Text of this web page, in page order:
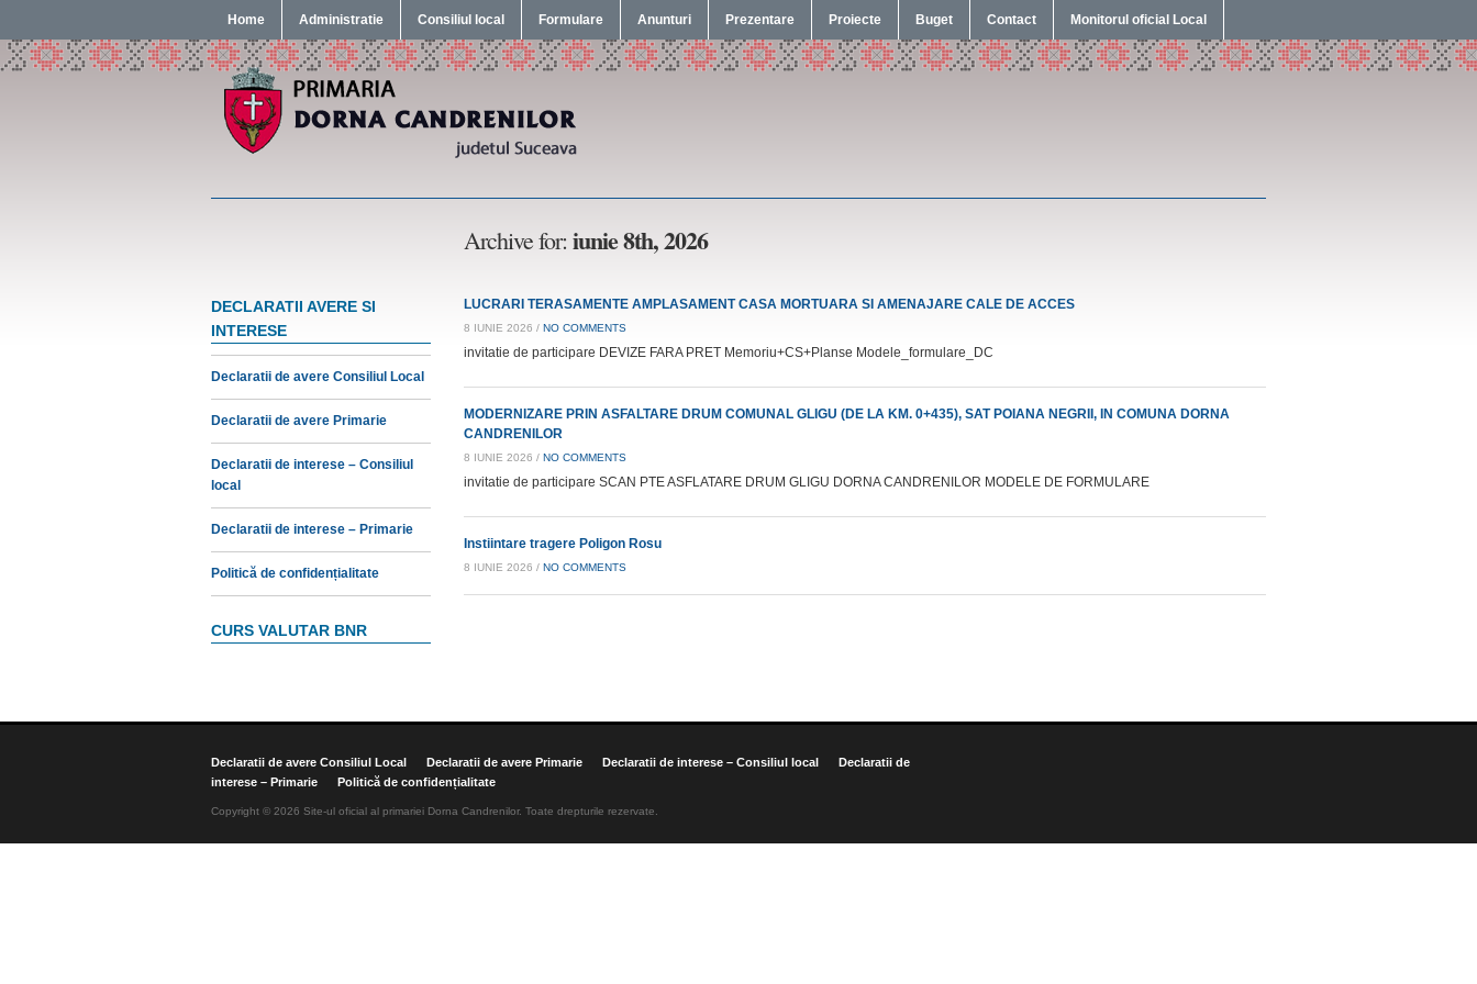
Home Administratie Consiliul local Formulare Anunturi Prezentare Proiecte Buget Contact Monitorul oficial Local
Archive for: iunie 8th, 2026
DECLARATII AVERE SI
INTERESE
Declaratii de avere Consiliul Local
Declaratii de avere Primarie
Declaratii de interese – Consiliul
local
Declaratii de interese – Primarie
Politică de confidențialitate
CURS VALUTAR BNR
LUCRARI TERASAMENTE AMPLASAMENT CASA MORTUARA SI AMENAJARE CALE DE ACCES
8 IUNIE 2026 / NO COMMENTS
invitatie de participare DEVIZE FARA PRET Memoriu+CS+Planse Modele_formulare_DC
MODERNIZARE PRIN ASFALTARE DRUM COMUNAL GLIGU (DE LA KM. 0+435), SAT POIANA NEGRII, IN COMUNA DORNA
CANDRENILOR
8 IUNIE 2026 / NO COMMENTS
invitatie de participare SCAN PTE ASFLATARE DRUM GLIGU DORNA CANDRENILOR MODELE DE FORMULARE
Instiintare tragere Poligon Rosu
8 IUNIE 2026 / NO COMMENTS
Declaratii de avere Consiliul Local Declaratii de avere Primarie Declaratii de interese – Consiliul local
Declaratii de
interese – Primarie
Politică de confidențialitate
Copyright © 2026 Site-ul oficial al primariei Dorna Candrenilor. Toate drepturile rezervate.